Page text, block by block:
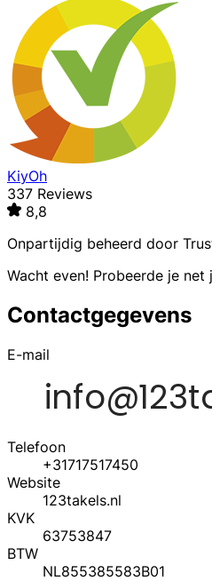
KiyOh
337 Reviews
8,8
Onpartijdig beheerd door
Wacht even! Probeerde je
Contactgegevens
E-mail
Telefoon
+31717517450
Website
123takels.nl
KVK
63753847
BTW
NL855385583B01